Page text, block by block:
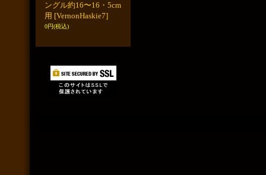
ングル約16〜16・5cm
用 [VernonHaskie7]
0円(税込)